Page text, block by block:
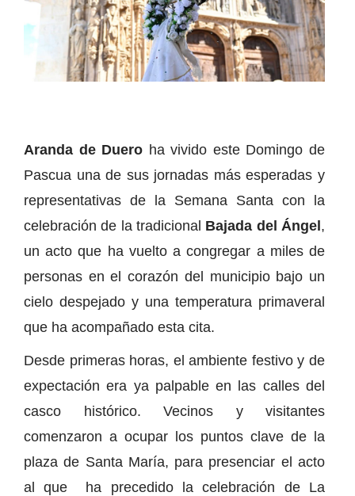
Aranda de Duero ha vivido este Domingo de
Pascua una de sus jornadas más esperadas y
representativas de la Semana Santa con la
celebración de la tradicional Bajada del Ángel,
un acto que ha vuelto a congregar a miles de
personas en el corazón del municipio bajo un
cielo despejado y una temperatura primaveral
que ha acompañado esta cita.
Desde primeras horas, el ambiente festivo y de
expectación era ya palpable en las calles del
casco histórico. Vecinos y visitantes
comenzaron a ocupar los puntos clave de la
plaza de Santa María, para presenciar el acto
al que ha precedido la celebración de La